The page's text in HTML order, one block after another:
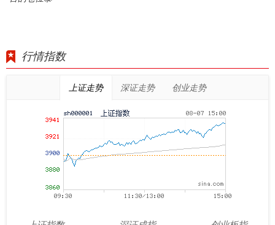
行情指数
上证走势 深证走势 创业走势